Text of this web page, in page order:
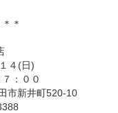
＊
４(日)
：００
市新井町520-10